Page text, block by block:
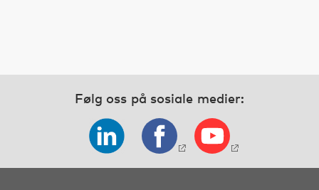
Følg oss på sosiale medier: